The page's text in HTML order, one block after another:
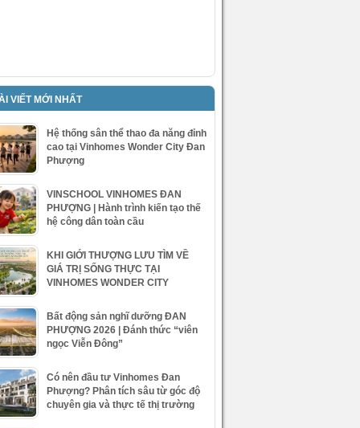
VIẾT MỚI NHẤT
Hệ thống sân thể thao đa năng đỉnh
cao tại Vinhomes Wonder City Đan
Phượng
VINSCHOOL VINHOMES ĐAN
PHƯỢNG | Hành trình kiến tạo thế
hệ công dân toàn cầu
KHI GIỚI THƯỢNG LƯU TÌM VỀ
GIÁ TRỊ SỐNG THỰC TẠI
VINHOMES WONDER CITY
Bất động sản nghĩ dưỡng ĐAN
PHƯỢNG 2026 | Đánh thức “viên
ngọc Viễn Đông”
Có nên đầu tư Vinhomes Đan
Phượng? Phân tích sâu từ góc độ
chuyên gia và thực tế thị trường